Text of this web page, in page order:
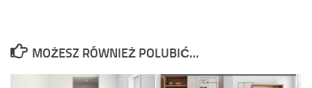
MOŻESZ RÓWNIEŻ POLUBIĆ…